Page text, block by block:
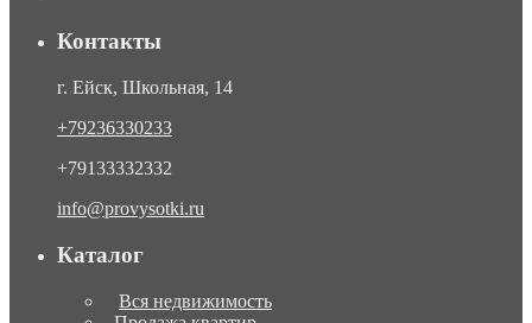
Контакты
г. Ейск, Школьная, 14
+79236330233
+79133332332
info@provysotki.ru
Каталог
Вся недвижимость